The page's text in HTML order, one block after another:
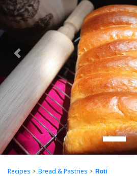
Previous
Recipes > Bread & Pastries > Roti